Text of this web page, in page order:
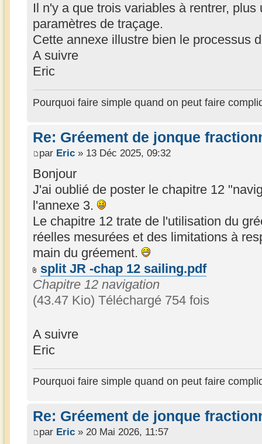
Il n'y a que trois variables à rentrer, plus
paramètres de traçage.
Cette annexe illustre bien le processus
A suivre
Eric
Pourquoi faire simple quand on peut faire
Re: Gréement de jonque
par Eric » 13 Déc 2025, 09:32
Bonjour
J'ai oublié de poster le chapitre 12
l'annexe 3.
Le chapitre 12 trate de l'utilisation du
réelles mesurées et des limitations à
main du gréement.
split JR -chap 12 sailing.pdf
Chapitre 12 navigation
(43.47 Kio) Téléchargé 754 fois
A suivre
Eric
Pourquoi faire simple quand on peut faire
Re: Gréement de jonque
par Eric » 20 Mai 2026, 11:57